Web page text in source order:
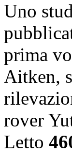
Uno
prima
Aitken,
rover
Letto